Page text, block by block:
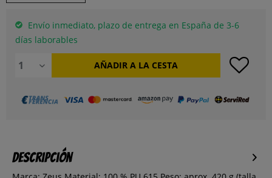
Envío inmediato, plazo de entrega en España de 3-6
días laborables
AÑADIR A LA CESTA
Descripción